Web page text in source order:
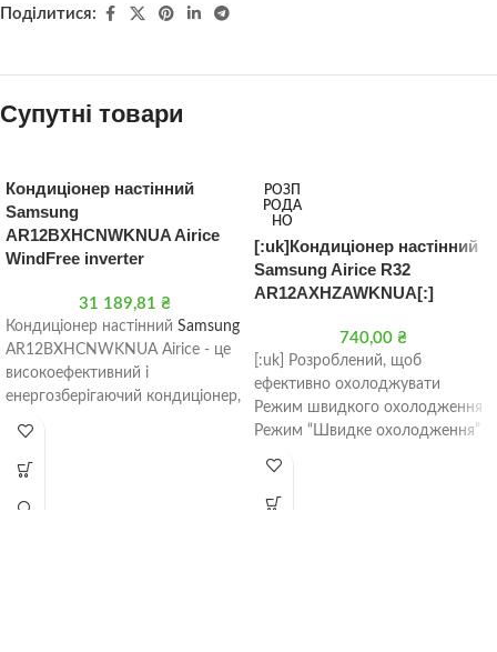
Поділитися:
Супутні товари
Кондиціонер настінний
Samsung
AR12BXHCNWKNUA Airice
WindFree inverter
31 189,81 ₴
Кондиціонер настінний Samsung
AR12BXHCNWKNUA Airice - це
високоефективний і
енергозберігаючий кондиціонер,
потужність охолодження 3,5
широкий діапазон робочих
РОЗП
РОДА
НО
[:uk]Кондиціонер настінний
Samsung Airice R32
AR12AXHZAWKNUA[:]
740,00 ₴
[:uk] Розроблений, щоб
ефективно охолоджувати
Режим швидкого охолодження
Режим “Швидке охолодження”
компресора і